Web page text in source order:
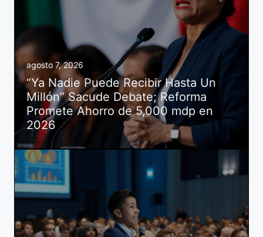
agosto 7, 2026
“Ya Nadie Puede Recibir Hasta Un
Millón” Sacude Debate; Reforma
Promete Ahorro de 5,000 mdp en
2026